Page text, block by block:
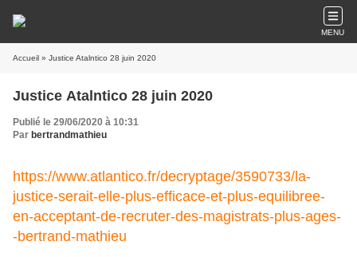
MENU
Accueil » Justice Atalntico 28 juin 2020
Justice Atalntico 28 juin 2020
Publié le 29/06/2020 à 10:31
Par bertrandmathieu
https://www.atlantico.fr/decryptage/3590733/la-
justice-serait-elle-plus-efficace-et-plus-equilibree-
en-acceptant-de-recruter-des-magistrats-plus-ages-
-bertrand-mathieu